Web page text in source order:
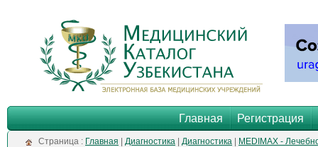
Главная Регистрация
Cтраница : Главная Диагностика Диагностика MEDIMAX -